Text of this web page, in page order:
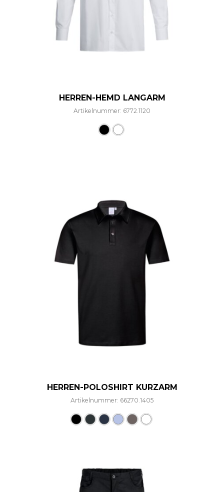
HERREN-HEMD LANGARM
Artikelnummer: 6772.1120
HERREN-POLOSHIRT KURZARM
Artikelnummer: 66270.1405